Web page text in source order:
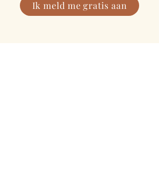
Ik meld me gratis aan